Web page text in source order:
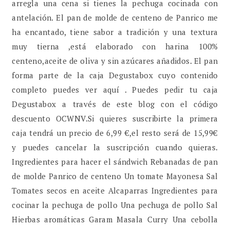
arregla una cena si tienes la pechuga cocinada con
antelación. El pan de molde de centeno de Panrico me
ha encantado, tiene sabor a tradición y una textura
muy tierna ,está elaborado con harina 100%
centeno,aceite de oliva y sin azúcares añadidos. El pan
forma parte de la caja Degustabox cuyo contenido
completo puedes ver aquí . Puedes pedir tu caja
Degustabox a través de este blog con el código
descuento OCWNV.Si quieres suscribirte la primera
caja tendrá un precio de 6,99 €,el resto será de 15,99€
y puedes cancelar la suscripción cuando quieras.
Ingredientes para hacer el sándwich Rebanadas de pan
de molde Panrico de centeno Un tomate Mayonesa Sal
Tomates secos en aceite Alcaparras Ingredientes para
cocinar la pechuga de pollo Una pechuga de pollo Sal
Hierbas aromáticas Garam Masala Curry Una cebolla